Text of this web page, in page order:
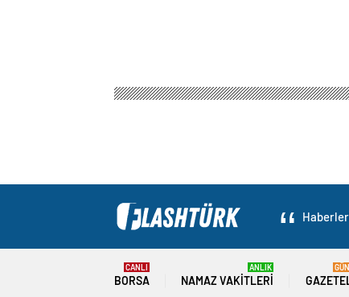
‘Terör unsurları
BEĞENDİM
AYDIN